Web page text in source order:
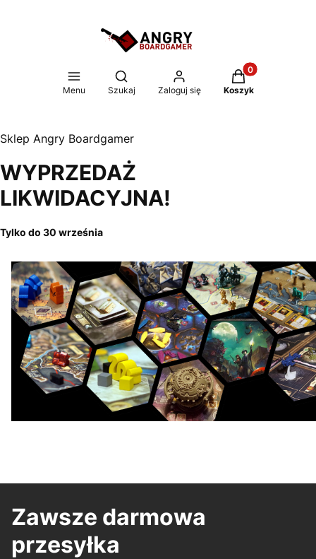
Menu
Otwórz wyszukiwarkę
Szukaj Zaloguj się
Produkty w
Koszyk
Sklep Angry Boardgamer
WYPRZEDAŻ
LIKWIDACYJNA!
Tylko do 30 września
Zawsze darmowa
przesyłka